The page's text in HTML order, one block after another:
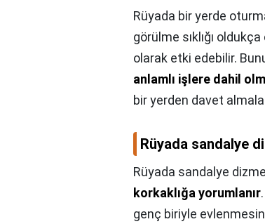
Rüyada bir yerde
görülme sıklığı
olarak etki edebilir.
anlamlı işlere dahil
bir yerden davet
Rüyada sandalye
Rüyada sandalye
korkaklığa yorumlanır
genç biriyle